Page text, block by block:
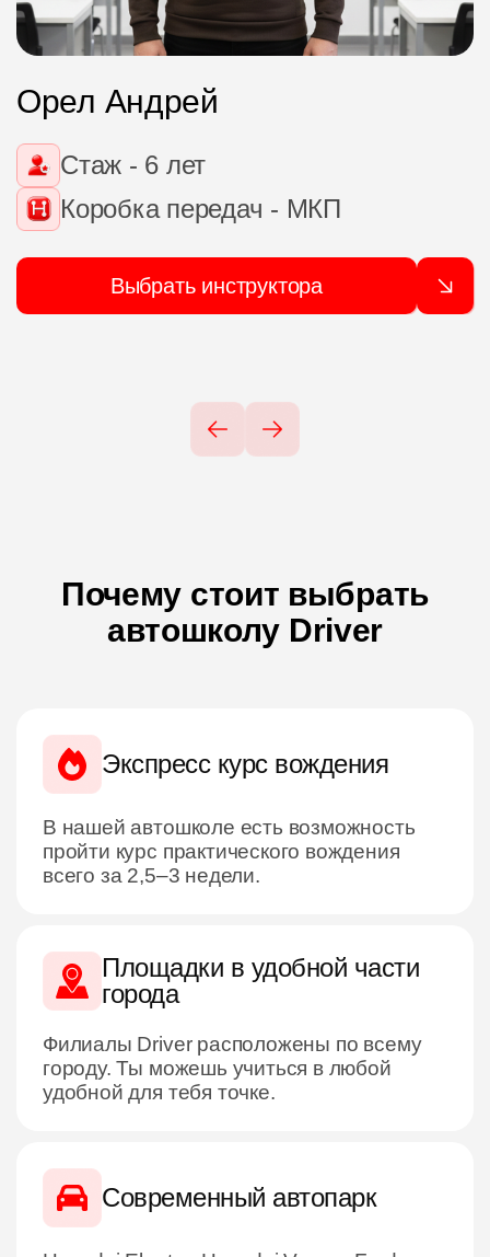
Орел Андрей
Стаж - 6 лет
Коробка передач - МКП
Выбрать инструктора
Почему стоит выбрать
автошколу Driver
Экспресс курс вождения
В нашей автошколе есть возможность
пройти курс практического вождения
всего за 2,5–3 недели.
Площадки в удобной части
города
Филиалы Driver расположены по всему
городу. Ты можешь учиться в любой
удобной для тебя точке.
Современный автопарк